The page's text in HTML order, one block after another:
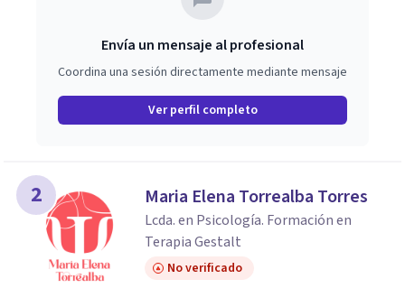
Envía un mensaje al profesional
Coordina una sesión directamente mediante mensaje
Ver perfil completo
2 Maria Elena Torrealba Torres
Lcda. en Psicología. Formación en
Terapia Gestalt
No verificado